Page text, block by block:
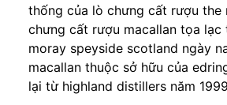
thống của lò chưng cất rượu the
chưng cất rượu macallan tọa lạc
moray speyside scotland ngày
macallan thuộc sở hữu của
lại từ highland distillers năm